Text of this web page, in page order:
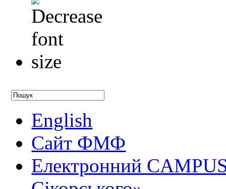
English
Сайт ФМФ
Електронний